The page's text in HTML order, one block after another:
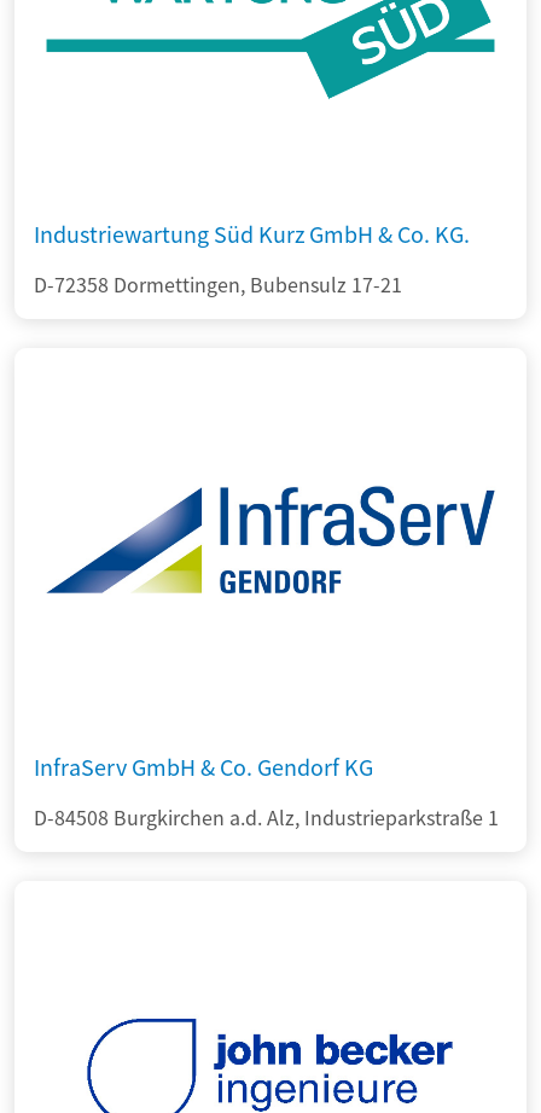
Industriewartung Süd Kurz GmbH & Co. KG.
D-72358 Dormettingen, Bubensulz 17-21
InfraServ GmbH & Co. Gendorf KG
D-84508 Burgkirchen a.d. Alz, Industrieparkstraße 1